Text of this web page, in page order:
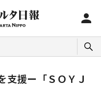
支援ー「ＳＯＹＪ